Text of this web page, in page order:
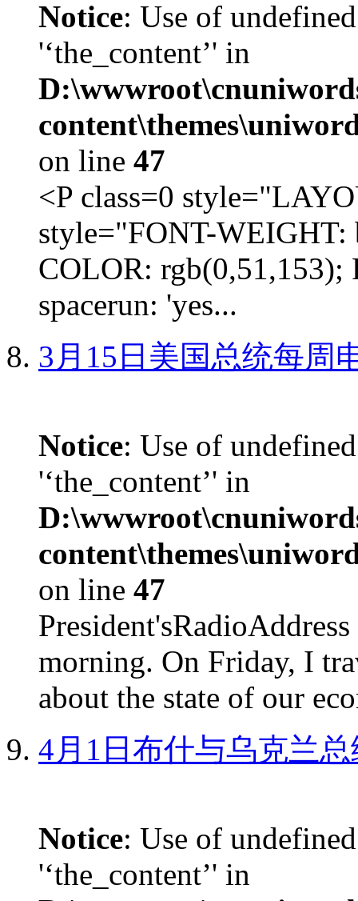
Notice: Use of
'‘the_content’' in
on line 47
<P class=0
style="FONT-
COLOR:
spacerun: 'yes...
3月15日美国总统每周
Notice: Use of
'‘the_content’' in
on line 47
morning. On Friday, I
about the state of our
4月1日布什与乌克兰
Notice: Use of
'‘the_content’' in